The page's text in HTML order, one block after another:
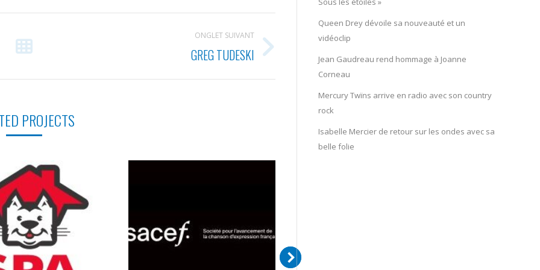
ONGLET SUIVANT
GREG TUDESKI
PROJECTS
Queen Drey dévoile sa nouveauté et un
vidéoclip
Jean Gaudreau rend hommage à Joanne
Corneau
Mercury Twïns arrive en radio avec son country
rock
Isabelle Mercier de retour sur les ondes avec sa
belle folie